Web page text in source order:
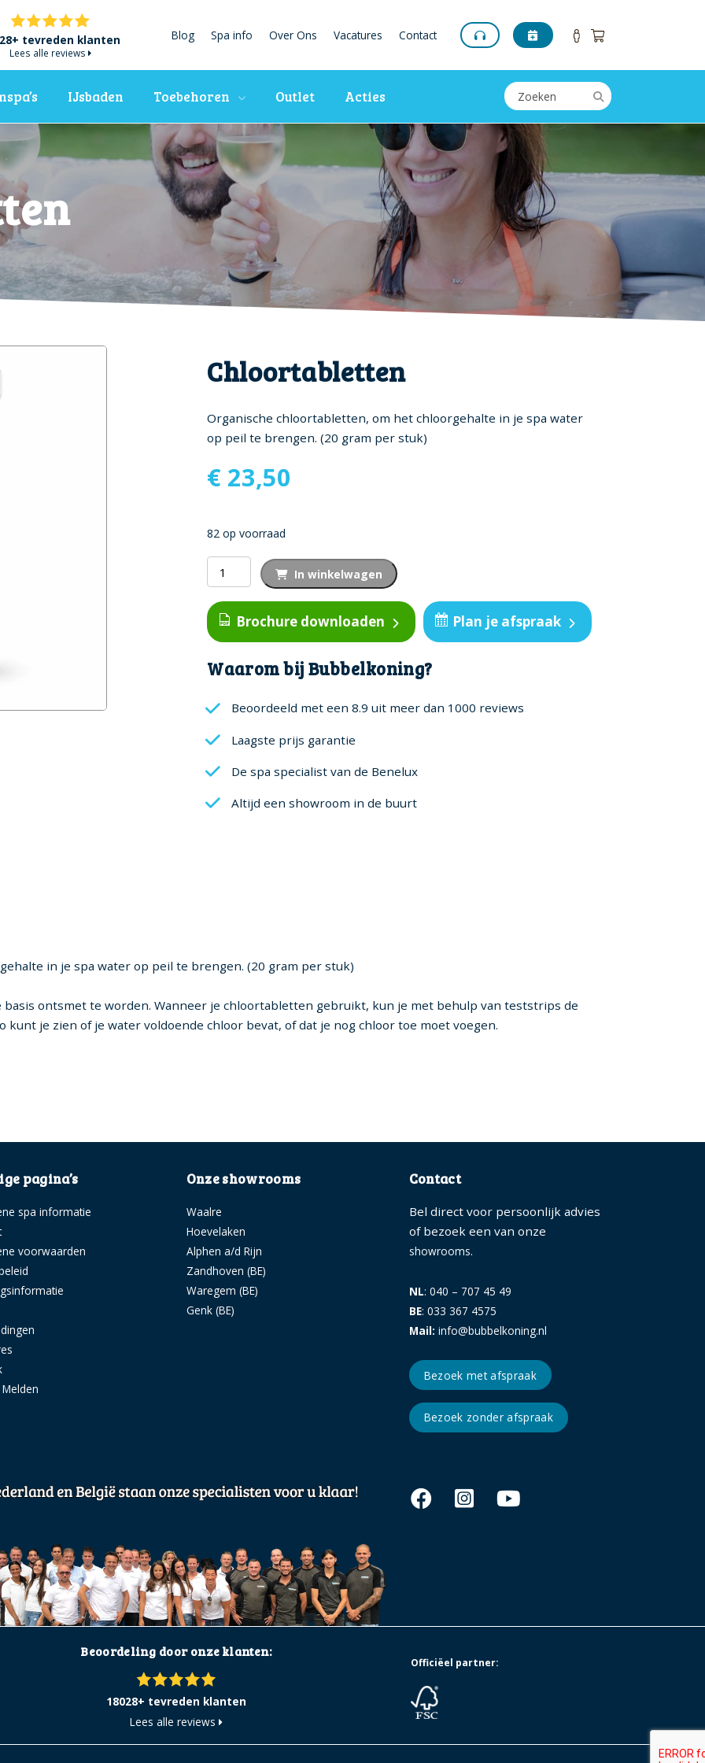
tevreden klanten
Lees alle reviews
Blog Spa info Over Ons Vacatures Contact
IJsbaden Toebehoren Outlet Acties
Chloortabletten
Organische chloortabletten, om het chloorgehalte in je spa water
op peil te brengen. (20 gram per stuk)
€ 23,50
82 op voorraad
Chloortabletten
aantal
In winkelwagen
Brochure downloaden Plan je afspraak
Waarom bij Bubbelkoning?
Beoordeeld met een 8.9 uit meer dan 1000 reviews
Laagste prijs garantie
De spa specialist van de Benelux
Altijd een showroom in de buurt
in je spa water op peil te brengen. (20 gram per stuk)
basis ontsmet te worden. Wanneer je chloortabletten gebruikt, kun je met behulp van teststrips de
je zien of je water voldoende chloor bevat, of dat je nog chloor toe moet voegen.
Onze showrooms
Waalre
Hoevelaken
Alphen a/d Rijn
Zandhoven (BE)
Waregem (BE)
Genk (BE)
pagina’s
spa informatie
voorwaarden
Contact
Bel direct voor persoonlijk advies
of bezoek een van onze
showrooms.
NL: 040 – 707 45 49
BE: 033 367 4575
Mail: info@bubbelkoning.nl
Bezoek met afspraak
Bezoek zonder afspraak
Beoordeling door onze klanten:
18028+ tevreden klanten
Lees alle reviews
Officiëel partner: